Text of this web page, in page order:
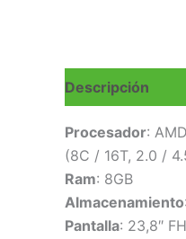
Descripción
Procesador:
(8C / 16T, 2.0 /
Ram: 8GB
Almacenamiento
Pantalla: 23,8″